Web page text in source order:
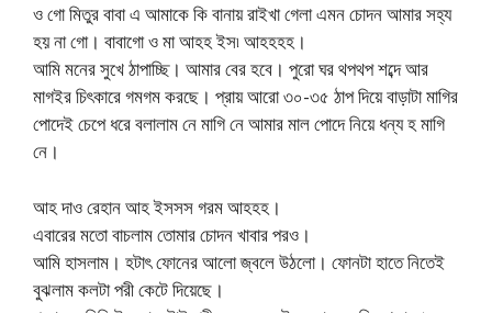
ও গো মিতুর বাবা এ আমাকে কি বানায় রাইখা গেলা এমন চোদন আমার সহ্য
হয় না গো। বাবাগো ও মা আহহ ইস৷ আহহহহ।
আমি মনের সুখে ঠাপাচ্ছি। আমার বের হবে। পুরো ঘর থপথপ শব্দে আর
মাগইর চিৎকারে গমগম করছে। প্রায় আরো ৩০-৩৫ ঠাপ দিয়ে বাড়াটা মাগির
পোদেই চেপে ধরে বলালাম নে মাগি নে আমার মাল পোদে নিয়ে ধন্য হ মাগি
নে।
আহ দাও রেহান আহ ইসসস গরম আহহহ।
এবারের মতো বাচলাম তোমার চোদন খাবার পরও।
আমি হাসলাম। হটাৎ ফোনের আলো জ্বলে উঠলো। ফোনটা হাতে নিতেই
বুঝলাম কলটা পরী কেটে দিয়েছে।